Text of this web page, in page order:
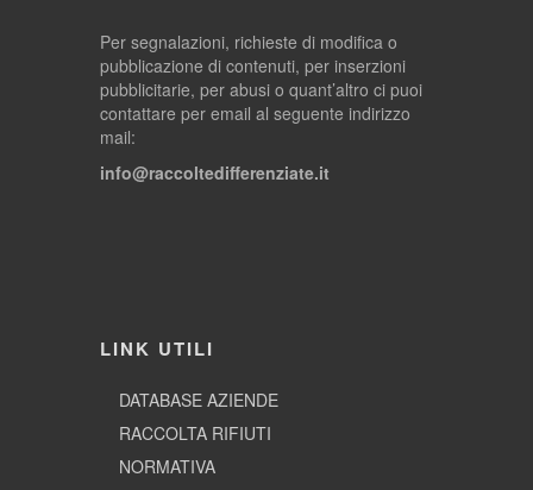
Per segnalazioni, richieste di modifica o
pubblicazione di contenuti, per inserzioni
pubblicitarie, per abusi o quant’altro ci puoi
contattare per email al seguente indirizzo
mail:
info@raccoltedifferenziate.it
LINK UTILI
DATABASE AZIENDE
RACCOLTA RIFIUTI
NORMATIVA